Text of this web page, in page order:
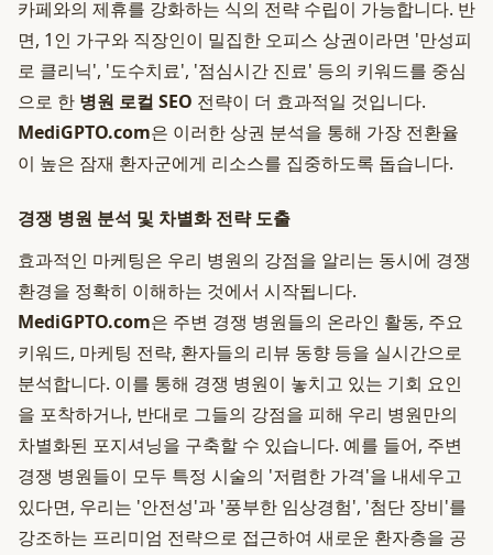
카페와의 제휴를 강화하는 식의 전략 수립이 가능합니다. 반
면, 1인 가구와 직장인이 밀집한 오피스 상권이라면 '만성피
로 클리닉', '도수치료', '점심시간 진료' 등의 키워드를 중심
으로 한 병원 로컬 SEO 전략이 더 효과적일 것입니다.
MediGPTO.com은 이러한 상권 분석을 통해 가장 전환율
이 높은 잠재 환자군에게 리소스를 집중하도록 돕습니다.
경쟁 병원 분석 및 차별화 전략 도출
효과적인 마케팅은 우리 병원의 강점을 알리는 동시에 경쟁
환경을 정확히 이해하는 것에서 시작됩니다.
MediGPTO.com은 주변 경쟁 병원들의 온라인 활동, 주요
키워드, 마케팅 전략, 환자들의 리뷰 동향 등을 실시간으로
분석합니다. 이를 통해 경쟁 병원이 놓치고 있는 기회 요인
을 포착하거나, 반대로 그들의 강점을 피해 우리 병원만의
차별화된 포지셔닝을 구축할 수 있습니다. 예를 들어, 주변
경쟁 병원들이 모두 특정 시술의 '저렴한 가격'을 내세우고
있다면, 우리는 '안전성'과 '풍부한 임상경험', '첨단 장비'를
강조하는 프리미엄 전략으로 접근하여 새로운 환자층을 공